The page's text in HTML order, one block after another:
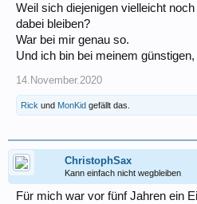
Weil sich diejenigen vielleicht
dabei bleiben?
War bei mir genau so.
Und ich bin bei meinem
14.November.2020
Rick und MonKid gefällt das.
ChristophSax
Kann einfach nicht wegbleiben
Für mich war vor fünf Jahren ein